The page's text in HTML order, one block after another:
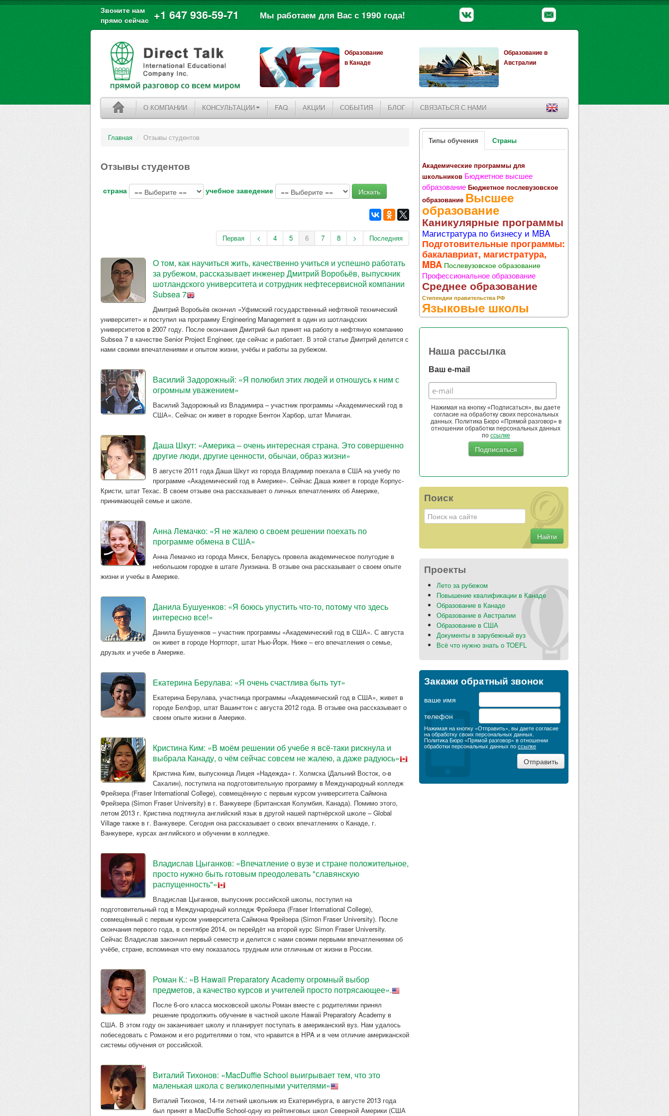
Звоните нам
прямо сейчас +1 647 936-59-71 Мы работаем для Вас с 1990 года!
Образование
в Канаде
Образование в
Австралии
О КОМПАНИИ КОНСУЛЬТАЦИИ FAQ АКЦИИ СОБЫТИЯ БЛОГ СВЯЗАТЬСЯ С НАМИ
Главная / Отзывы студентов
Отзывы студентов
страна учебное заведение
Первая < 4 5 6 7 8 > Последняя
О том, как научиться жить, качественно учиться и успешно работать
за рубежом, рассказывает инженер Дмитрий Воробьёв, выпускник
шотландского университета и сотрудник нефтесервисной компании
Subsea 7
Дмитрий Воробьёв окончил «Уфимский государственный нефтяной технический
университет» и поступил на программу Engineering Management в один из шотландских
университетов в 2007 году. После окончания Дмитрий был принят на работу в нефтяную компанию
Subsea 7 в качестве Senior Project Engineer, где сейчас и работает. В этой статье Дмитрий делится с
нами своими впечатлениями и опытом жизни, учёбы и работы за рубежом.
Василий Задорожный: «Я полюбил этих людей и отношусь к ним с
огромным уважением»
Василий Задорожный из Владимира – участник программы «Академический год в
США». Сейчас он живет в городке Бентон Харбор, штат Мичиган.
Даша Шкут: «Америка – очень интересная страна. Это совершенно
другие люди, другие ценности, обычаи, образ жизни»
В августе 2011 года Даша Шкут из города Владимир поехала в США на учебу по
программе «Академический год в Америке». Сейчас Даша живет в городе Корпус-
Кристи, штат Техас. В своем отзыве она рассказывает о личных впечатлениях об Америке,
принимающей семье и школе.
Анна Лемачко: «Я не жалею о своем решении поехать по
программе обмена в США»
Анна Лемачко из города Минск, Беларусь провела академическое полугодие в
небольшом городке в штате Луизиана. В отзыве она рассказывает о своем опыте
жизни и учебы в Америке.
Данила Бушуенков: «Я боюсь упустить что-то, потому что здесь
интересно все!»
Данила Бушуенков – участник программы «Академический год в США». С августа
он живет в городе Нортпорт, штат Нью-Йорк. Ниже – его впечатления о семье,
друзьях и учебе в Америке.
Екатерина Берулава: «Я очень счастлива быть тут»
Екатерина Берулава, участница программы «Академический год в США», живет в
городе Белфэр, штат Вашингтон с августа 2012 года. В отзыве она рассказывает о
своем опыте жизни в Америке.
Кристина Ким: «В моём решении об учебе я всё-таки рискнула и
выбрала Канаду, о чём сейчас совсем не жалею, а даже радуюсь»
Кристина Ким, выпускница Лицея «Надежда» г. Холмска (Дальний Восток, о-в
Сахалин), поступила на подготовительную программу в Международный колледж
Фрейзера (Fraser International College), совмещённую с первым курсом университета Саймона
Фрейзера (Simon Fraser University) в г. Ванкувере (Британская Колумбия, Канада). Помимо этого,
летом 2013 г. Кристина подтянула английский язык в другой нашей партнёрской школе – Global
Village также в г. Ванкувере. Сегодня она рассказывает о своих впечатлениях о Канаде, г.
Ванкувере, курсах английского и обучении в колледже.
Владислав Цыганков: «Впечатление о вузе и стране положительное,
просто нужно быть готовым преодолевать "славянскую
распущенность"»
Владислав Цыганков, выпускник российской школы, поступил на
подготовительный год в Международный колледж Фрейзера (Fraser International College),
совмещённый с первым курсом университета Саймона Фрейзера (Simon Fraser University). После
окончания первого года, в сентябре 2014, он перейдёт на второй курс Simon Fraser University.
Сейчас Владислав закончил первый семестр и делится с нами своими первыми впечатлениями об
учёбе, стране, вспоминая что ему показалось трудным или отличным от жизни в России.
Роман К.: «В Hawaii Preparatory Academy огромный выбор
предметов, а качество курсов и учителей просто потрясающее».
После 6-ого класса московской школы Роман вместе с родителями принял
решение продолжить обучение в частной школе Hawaii Preparatory Academy в
США. В этом году он заканчивает школу и планирует поступать в американский вуз. Нам удалось
побеседовать с Романом и его родителями о том, что нравится в HPA и в чем отличие американской
системы обучения от российской.
Виталий Тихонов: «MacDuffie School выигрывает тем, что это
маленькая школа с великолепными учителями»
Виталий Тихонов, 14-ти летний школьник из Екатеринбурга, в августе 2013 года
был принят в MacDuffie School-одну из рейтинговых школ Северной Америки (США
Типы обучения Страны
Академические программы для
школьников Бюджетное высшее
образование Бюджетное послевузовское
образование Высшее
образование
Каникулярные программы
Магистратура по бизнесу и MBA
Подготовительные программы:
бакалавриат, магистратура,
MBA Послевузовское образование
Профессиональное образование
Среднее образование
Стипендии правительства РФ
Языковые школы
Наша рассылка
Ваш e-mail
Нажимая на кнопку «Подписаться», вы даете
согласие на обработку своих персональных
данных. Политика Бюро «Прямой разговор» в
отношении обработки персональных данных
по ссылке
Поиск
Найти
Проекты
Лето за рубежом
Повышение квалификации в Канаде
Образование в Канаде
Образование в Австралии
Образование в США
Документы в зарубежный вуз
Всё что нужно знать о TOEFL
Закажи обратный звонок
ваше имя
телефон
Нажимая на кнопку «Отправить», вы даете согласие
на обработку своих персональных данных.
Политика Бюро «Прямой разговор» в отношении
обработки персональных данных поссылке